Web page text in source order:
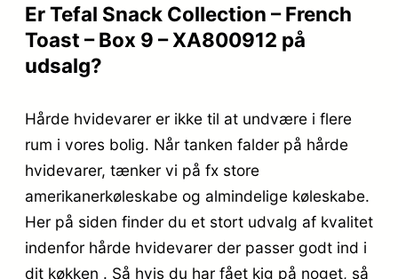
Er Tefal Snack Collection – French
Toast – Box 9 – XA800912 på
udsalg?
Hårde hvidevarer er ikke til at undvære i flere
rum i vores bolig. Når tanken falder på hårde
hvidevarer, tænker vi på fx store
amerikanerkøleskabe og almindelige køleskabe.
Her på siden finder du et stort udvalg af kvalitet
indenfor hårde hvidevarer der passer godt ind i
dit køkken . Så hvis du har fået kig på noget, så